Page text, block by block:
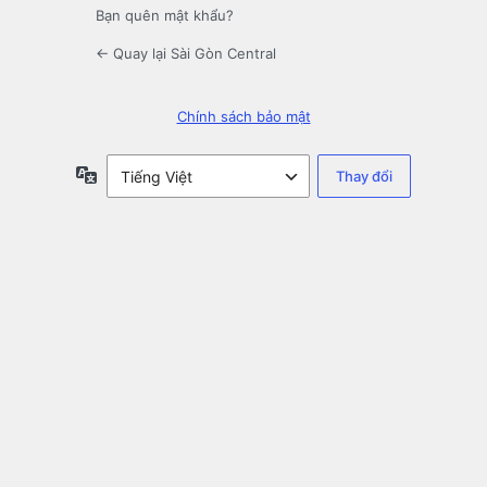
Bạn quên mật khẩu?
← Quay lại Sài Gòn Central
Chính sách bảo mật
Ngôn
ngữ